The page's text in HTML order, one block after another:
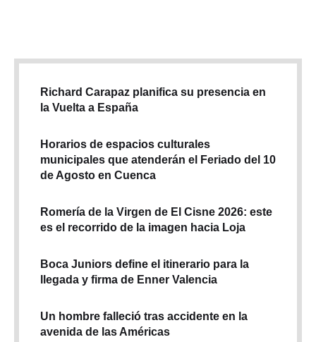
Richard Carapaz planifica su presencia en
la Vuelta a España
Horarios de espacios culturales
municipales que atenderán el Feriado del 10
de Agosto en Cuenca
Romería de la Virgen de El Cisne 2026: este
es el recorrido de la imagen hacia Loja
Boca Juniors define el itinerario para la
llegada y firma de Enner Valencia
Un hombre falleció tras accidente en la
avenida de las Américas